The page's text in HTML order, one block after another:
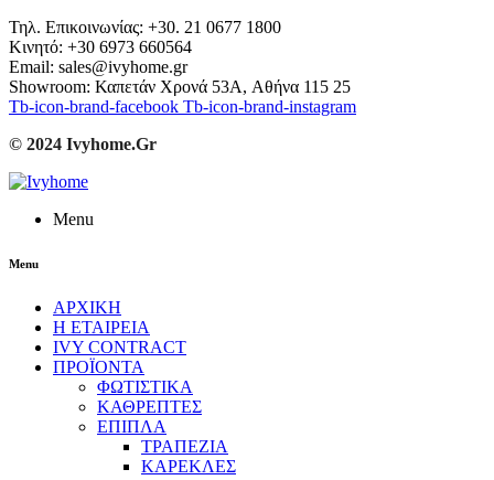
Τηλ. Επικοινωνίας: +30. 21 0677 1800
Κινητό: +30 6973 660564
Email: sales@ivyhome.gr
Showroom: Καπετάν Χρονά 53A, Αθήνα 115 25
Tb-icon-brand-facebook Tb-icon-brand-instagram
© 2024 Ivyhome.Gr
Menu
Menu
ΑΡΧΙΚΗ
Η ΕΤΑΙΡΕΙΑ
IVY CONTRACT
ΠΡΟΪΟΝΤΑ
ΦΩΤΙΣΤΙΚΑ
ΚΑΘΡΕΠΤΕΣ
ΕΠΙΠΛΑ
ΤΡΑΠΕΖΙΑ
ΚΑΡΕΚΛΕΣ